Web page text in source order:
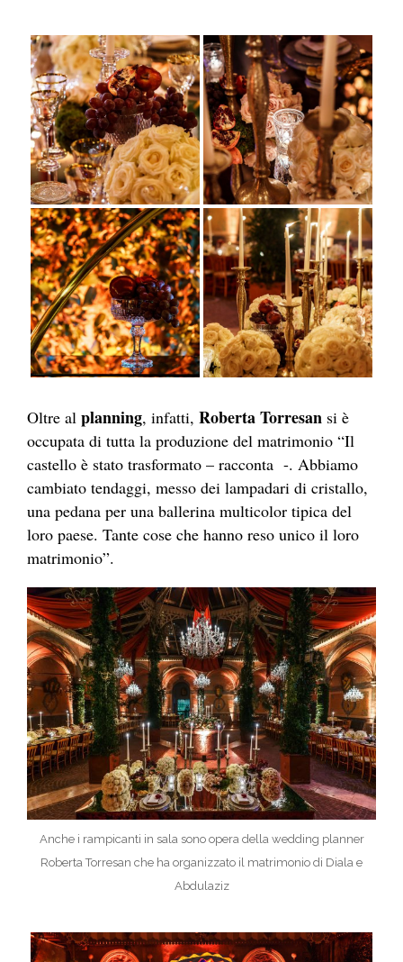
Oltre al planning, infatti, Roberta Torresan si è
occupata di tutta la produzione del matrimonio “Il
castello è stato trasformato – racconta -. Abbiamo
cambiato tendaggi, messo dei lampadari di cristallo,
una pedana per una ballerina multicolor tipica del
loro paese. Tante cose che hanno reso unico il loro
matrimonio”.
Anche i rampicanti in sala sono opera della wedding planner
Roberta Torresan che ha organizzato il matrimonio di Diala e
Abdulaziz